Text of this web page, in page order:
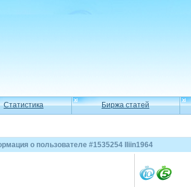
Статистика Биржа статей
о пользователе #1535254 Iliin1964